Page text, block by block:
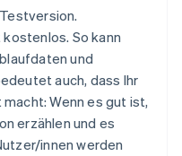
So kann
und
auch, dass Ihr
Wenn es gut ist,
erzählen und es
innen werden